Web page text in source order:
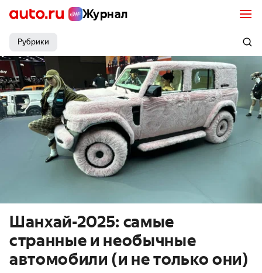
Журнал
Рубрики
Шанхай-2025: самые
странные и необычные
автомобили (и не только они)